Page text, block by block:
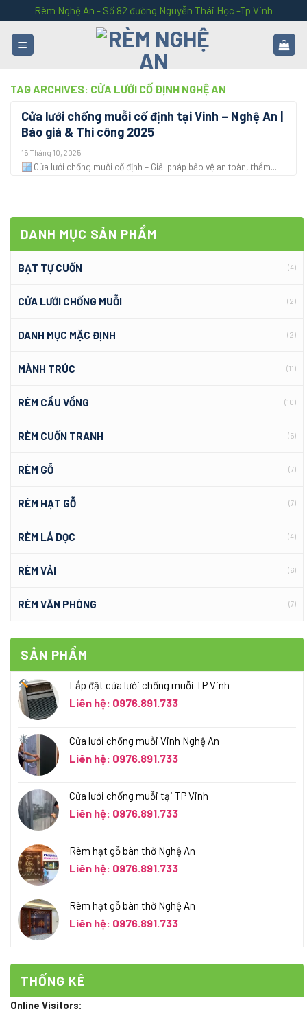
to
content
Rèm Nghệ An - Số 82 đường Nguyễn Thái Học -Tp Vinh
TAG ARCHIVES: CỬA LƯỚI CỐ ĐỊNH NGHỆ AN
DANH MỤC SẢN PHẨM
BẠT TỰ CUỐN (4)
CỬA LƯỚI CHỐNG MUỖI (2)
DANH MỤC MẶC ĐỊNH (2)
MÀNH TRÚC (11)
RÈM CẦU VỒNG (10)
RÈM CUỐN TRANH (5)
RÈM GỖ (7)
RÈM HẠT GỖ (7)
RÈM LÁ DỌC (4)
RÈM VẢI (6)
RÈM VĂN PHÒNG (7)
SẢN PHẨM
Lắp đặt cửa lưới chống muỗi TP Vinh
Liên hệ: 0976.891.733
Cửa lưới chống muỗi Vinh Nghệ An
Liên hệ: 0976.891.733
Cửa lưới chống muỗi tại TP Vinh
Liên hệ: 0976.891.733
Rèm hạt gỗ bàn thờ Nghệ An
Liên hệ: 0976.891.733
Rèm hạt gỗ bàn thờ Nghệ An
Liên hệ: 0976.891.733
THỐNG KÊ
Online Visitors:
Cửa lưới chống muỗi cố định tại Vinh – Nghệ An |
Báo giá & Thi công 2025
15 Tháng 10, 2025
Cửa lưới chống muỗi cố định – Giải pháp bảo vệ an toàn, thẩm...